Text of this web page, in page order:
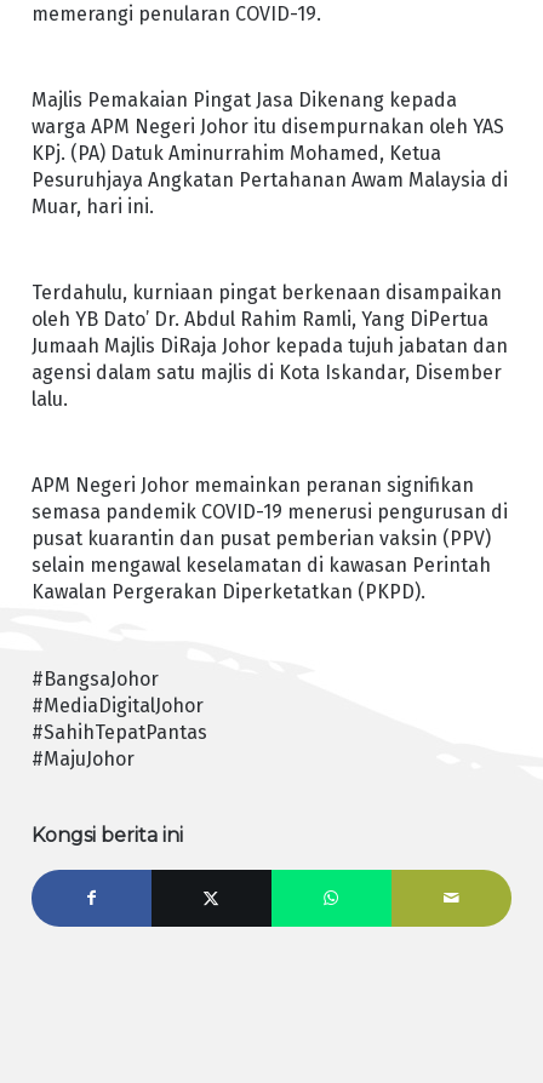
memerangi penularan COVID-19.
Majlis Pemakaian Pingat Jasa Dikenang kepada
warga APM Negeri Johor itu disempurnakan oleh YAS
KPj. (PA) Datuk Aminurrahim Mohamed, Ketua
Pesuruhjaya Angkatan Pertahanan Awam Malaysia di
Muar, hari ini.
Terdahulu, kurniaan pingat berkenaan disampaikan
oleh YB Dato’ Dr. Abdul Rahim Ramli, Yang DiPertua
Jumaah Majlis DiRaja Johor kepada tujuh jabatan dan
agensi dalam satu majlis di Kota Iskandar, Disember
lalu.
APM Negeri Johor memainkan peranan signifikan
semasa pandemik COVID-19 menerusi pengurusan di
pusat kuarantin dan pusat pemberian vaksin (PPV)
selain mengawal keselamatan di kawasan Perintah
Kawalan Pergerakan Diperketatkan (PKPD).
#BangsaJohor
#MediaDigitalJohor
#SahihTepatPantas
#MajuJohor
Kongsi berita ini